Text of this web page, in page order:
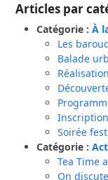
Articles par
Catégorie :À
Les
Balade
Soirée
Catégorie :
Tea Time
On